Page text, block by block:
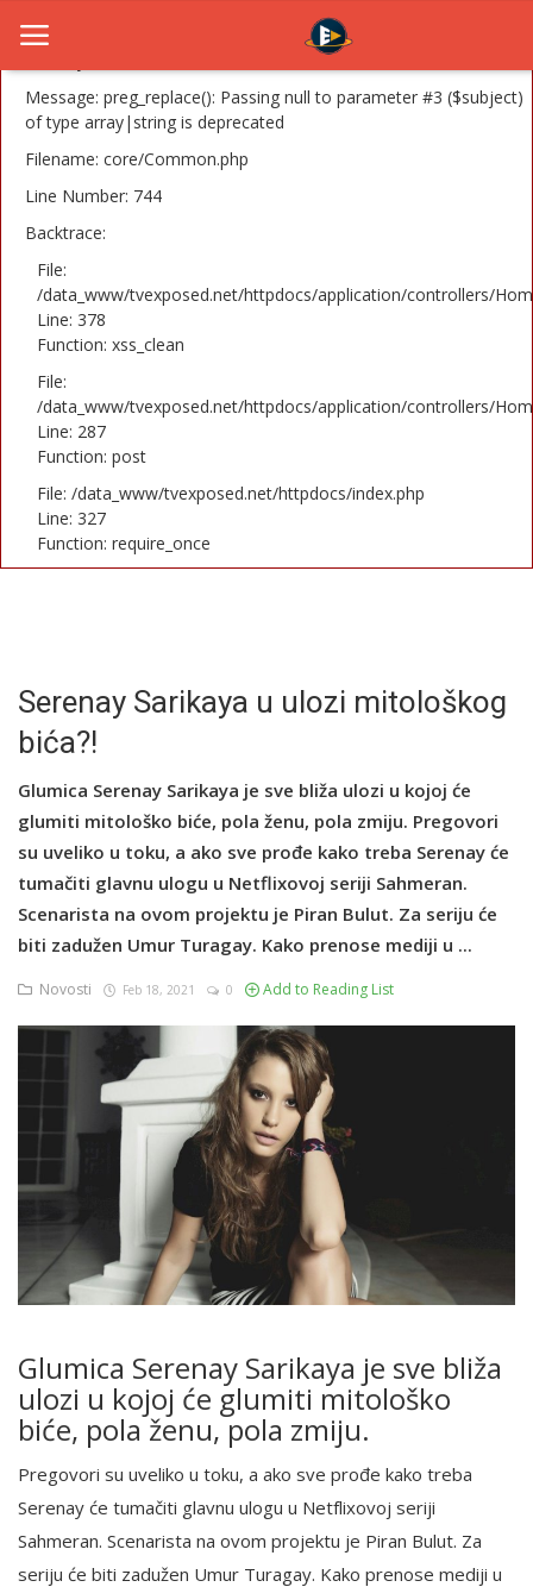
A PHP Error was encountered
Message: preg_replace(): Passing null to parameter #3 ($subject)
of type array|string is deprecated
Filename: core/Common.php
Line Number: 744
Backtrace:
File:
/data_www/tvexposed.net/httpdocs/application/controllers/
Line: 378
Function: xss_clean
File:
/data_www/tvexposed.net/httpdocs/application/controllers/
Line: 287
Function: post
File: /data_www/tvexposed.net/httpdocs/index.php
Line: 327
Function: require_once
Home
TV Serije
Filmovi
Glumci
Contact
Register
Serenay Sarikaya u ulozi mitološkog
bića?!
Glumica Serenay Sarikaya je sve bliža ulozi u kojoj će
glumiti mitološko biće, pola ženu, pola zmiju. Pregovori
su uveliko u toku, a ako sve prođe kako treba Serenay će
tumačiti glavnu ulogu u Netflixovoj seriji Sahmeran.
Scenarista na ovom projektu je Piran Bulut. Za seriju će
biti zadužen Umur Turagay. Kako prenose mediji u ...
Novosti Feb 18, 2021 0 Add to Reading List
Glumica Serenay Sarikaya je sve bliža
ulozi u kojoj će glumiti mitološko
biće, pola ženu, pola zmiju.
Pregovori su uveliko u toku, a ako sve prođe kako treba
Serenay će tumačiti glavnu ulogu u Netflixovoj seriji
Sahmeran. Scenarista na ovom projektu je Piran Bulut. Za
seriju će biti zadužen Umur Turagay. Kako prenose mediji u